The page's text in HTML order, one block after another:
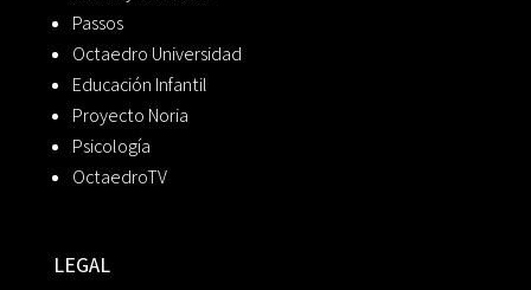
Passos
Octaedro Universidad
Educación Infantil
Proyecto Noria
Psicología
OctaedroTV
LEGAL